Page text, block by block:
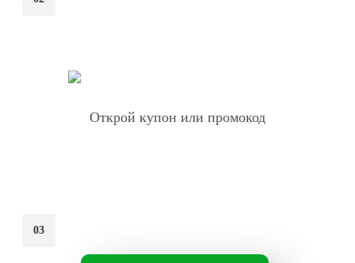
Открой купон или промокод
03